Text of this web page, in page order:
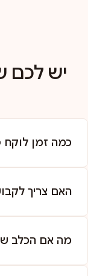
יש לכם
כמה זמן לוקח
האם צריך
מה אם הכלב